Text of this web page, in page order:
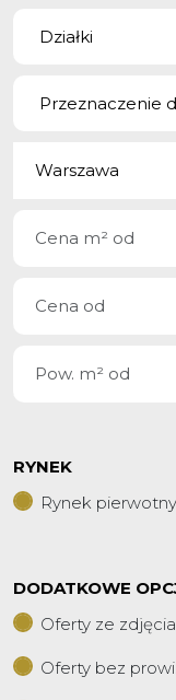
RYNEK
Rynek pierwotny
DODATKOWE
Oferty ze
Oferty bez